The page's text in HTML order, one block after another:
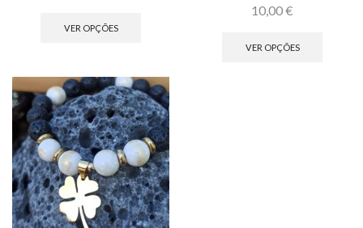
VER OPÇÕES
10,00€
VER OPÇÕES